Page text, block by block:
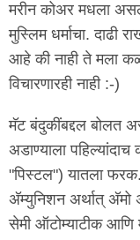
मरीन कोअर मधला
मुस्लिम धर्माचा. दाढी
आहे की नाही ते मला
विचारणारही नाही :-)
मॅट बंदुकींबद्दल बोलत
अडाण्याला
"पिस्टल") यातला
अ‍ॅम्युनिशन अर्थात् अ‍ॅमो
सेमी ऑटोम्याटीक